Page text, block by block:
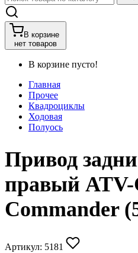
В корзине
нет товаров
В корзине пусто!
Главная
Прочее
Квадроциклы
Ходовая
Полуось
Привод
правый ATV-
Commander
Артикул: 5181